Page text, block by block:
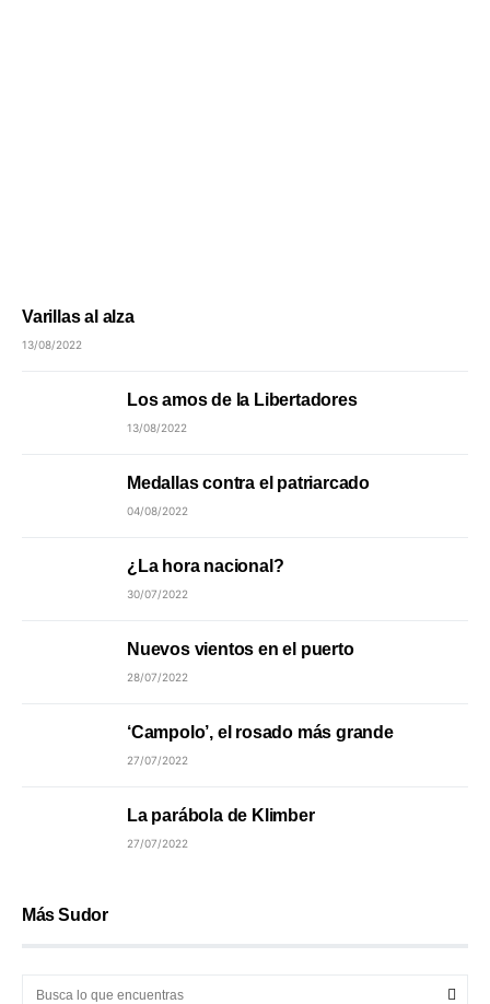
Varillas al alza
13/08/2022
Los amos de la Libertadores
13/08/2022
Medallas contra el patriarcado
04/08/2022
¿La hora nacional?
30/07/2022
Nuevos vientos en el puerto
28/07/2022
‘Campolo’, el rosado más grande
27/07/2022
La parábola de Klimber
27/07/2022
Más Sudor